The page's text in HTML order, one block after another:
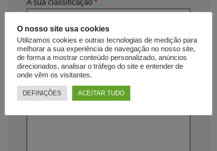
A sua classificação *
A sua avaliação sobre o produto*
O nosso site usa cookies
Utilizamos cookies e outras tecnologias de medição para
melhorar a sua experiência de navegação no nosso site,
de forma a mostrar conteúdo personalizado, anúncios
direcionados, analisar o tráfego do site e entender de
onde vêm os visitantes.
DEFINIÇÕES ACEITAR TUDO